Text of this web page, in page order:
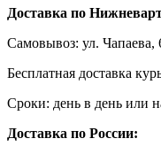
Доставка по
Самовывоз: ул. Чапаева,
Бесплатная доставка
Сроки: день в день или
Доставка по России: